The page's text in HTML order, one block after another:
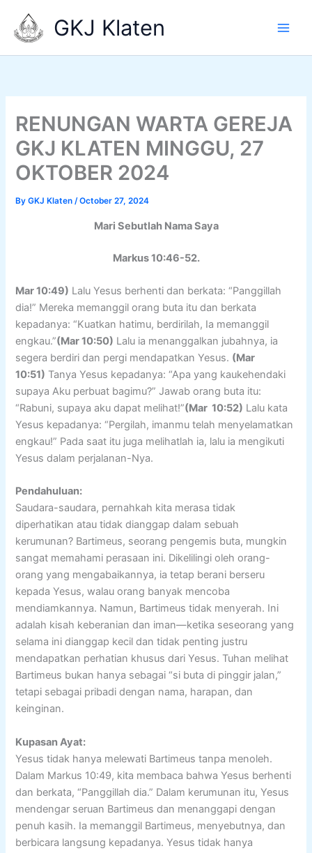
content
GKJ Klaten
RENUNGAN WARTA GEREJA
GKJ KLATEN MINGGU, 27
OKTOBER 2024
ByGKJ Klaten/October 27, 2024
Mari Sebutlah Nama Saya
Markus 10:46-52.
Mar 10:49) Lalu Yesus berhenti dan berkata: “Panggillah
dia!” Mereka memanggil orang buta itu dan berkata
kepadanya: “Kuatkan hatimu, berdirilah, Ia memanggil
engkau.”(Mar 10:50) Lalu ia menanggalkan jubahnya, ia
segera berdiri dan pergi mendapatkan Yesus. (Mar
10:51) Tanya Yesus kepadanya: “Apa yang kaukehendaki
supaya Aku perbuat bagimu?” Jawab orang buta itu:
“Rabuni, supaya aku dapat melihat!”(Mar 10:52) Lalu kata
Yesus kepadanya: “Pergilah, imanmu telah menyelamatkan
engkau!” Pada saat itu juga melihatlah ia, lalu ia mengikuti
Yesus dalam perjalanan-Nya.
Pendahuluan:
Saudara-saudara, pernahkah kita merasa tidak
diperhatikan atau tidak dianggap dalam sebuah
kerumunan? Bartimeus, seorang pengemis buta, mungkin
sangat memahami perasaan ini. Dikelilingi oleh orang-
orang yang mengabaikannya, ia tetap berani berseru
kepada Yesus, walau orang banyak mencoba
mendiamkannya. Namun, Bartimeus tidak menyerah. Ini
adalah kisah keberanian dan iman—ketika seseorang yang
selama ini dianggap kecil dan tidak penting justru
mendapatkan perhatian khusus dari Yesus. Tuhan melihat
Bartimeus bukan hanya sebagai “si buta di pinggir jalan,”
tetapi sebagai pribadi dengan nama, harapan, dan
keinginan.
Kupasan Ayat:
Yesus tidak hanya melewati Bartimeus tanpa menoleh.
Dalam Markus 10:49, kita membaca bahwa Yesus berhenti
dan berkata, “Panggillah dia.” Dalam kerumunan itu, Yesus
mendengar seruan Bartimeus dan menanggapi dengan
penuh kasih. Ia memanggil Bartimeus, menyebutnya, dan
berbicara langsung kepadanya. Yesus tidak hanya